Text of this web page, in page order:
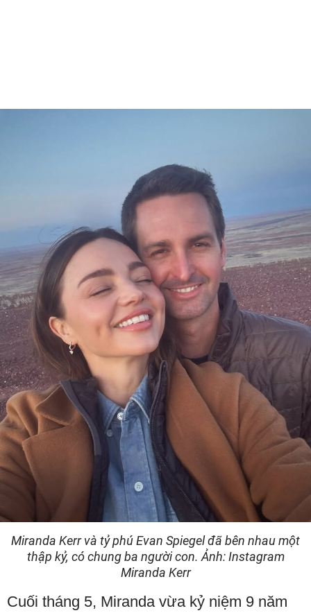
Miranda Kerr và tỷ phú Evan Spiegel đã bên nhau một
thập kỷ, có chung ba người con. Ảnh: Instagram
Miranda Kerr
Cuối tháng 5, Miranda vừa kỷ niệm 9 năm